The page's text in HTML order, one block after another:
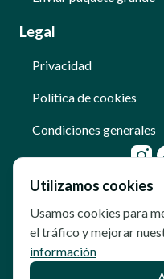
Legal
Privacidad
Política de cookies
Condiciones generales
Utilizamos cookies
Usamos cookies para
el tráfico y mejorar
información